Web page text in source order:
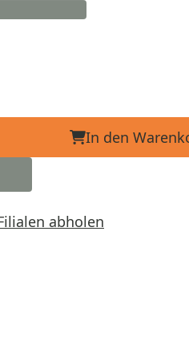
In den
abholen